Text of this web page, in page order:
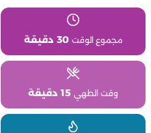
مجموع الوقت 30 دقيقة
وقت الطهي 15 دقيقة